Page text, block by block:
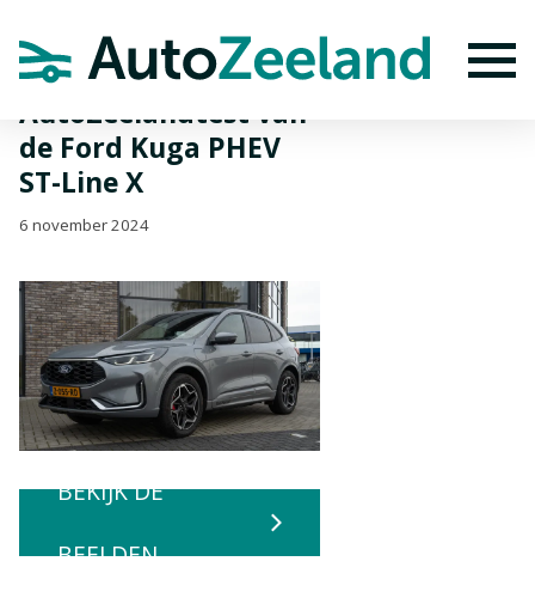
AutoZeelandtest van
de Ford Kuga PHEV
ST-Line X
6 november 2024
BEKIJK DE
BEELDEN